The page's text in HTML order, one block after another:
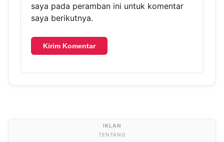
saya pada peramban ini untuk komentar
saya berikutnya.
TENTANG